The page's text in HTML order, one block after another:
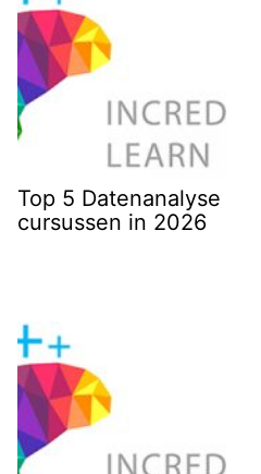
Top 5 Datenanalyse
cursussen in 2026